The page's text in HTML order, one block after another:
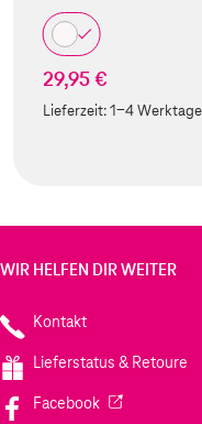
29,95 €
Lieferzeit:1-4 Werktage
WIR HELFEN DIR WEITER
Kontakt
Lieferstatus & Retoure
Facebook(Wird in einem